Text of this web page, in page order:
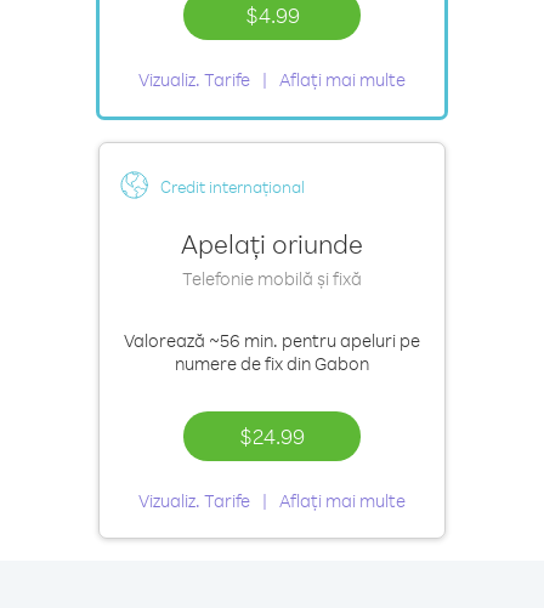
$4.99
Vizualiz. Tarife Aflați mai multe
Credit internațional
Apelați oriunde
Telefonie mobilă și fixă
Valorează ~56 min. pentru apeluri pe
numere de fix din Gabon
$24.99
Vizualiz. Tarife Aflați mai multe